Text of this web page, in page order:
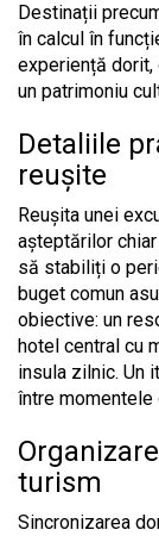
Destinații
în calcul în
experiență dorit,
un patrimoniu
Detaliile
reușite
Reușita unei
așteptărilor
să stabiliți o
buget comun
obiective: un
hotel central cu
insula zilnic. Un
între momentele
turism
Sincronizarea